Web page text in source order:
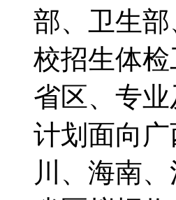
部、卫生
校招生体
省区、专
计划面向
川、海南